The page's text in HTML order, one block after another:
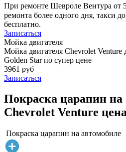
При ремонте Шевроле Вентура от
ремонта более одного дня, такси
бесплатно.
Записаться
Мойка двигателя
Мойка двигателя Chevrolet Venture
Golden Star по супер цене
3961 руб
Записаться
Покраска царапин на
Chevrolet Venture
Покраска царапин на автомобиле